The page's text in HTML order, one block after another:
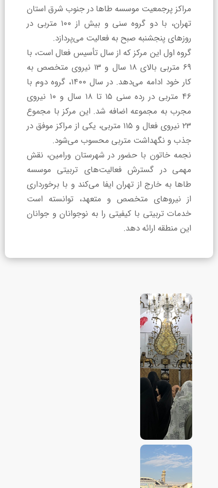
مراکز پرجمعیت موسسه طاها در جنوب شرق استان
تهران، با دو گروه سنی و بیش از ۱۰۰ متربی در
روزهای پنجشنبه صبح به فعالیت می‌پردازد.
گروه اول این مرکز که از سال تأسیس فعال است، با
۶۹ متربی بالای ۱۸ سال و ۱۳ نیروی متخصص به
کار خود ادامه می‌دهد. در سال ۱۴۰۰، گروه دوم با
۴۶ متربی در رده سنی ۱۵ تا ۱۸ سال و ۱۰ نیروی
مجرب به مجموعه اضافه شد. این مرکز با مجموع
۲۳ نیروی فعال و ۱۱۵ متربی، یکی از مراکز موفق در
جذب و نگهداشت متربی محسوب می‌شود.
نجمه خاتون با حضور در شهرستان ورامین، نقش
مهمی در گسترش فعالیت‌های تربیتی موسسه
طاها به خارج از تهران ایفا می‌کند و با برخورداری
از نیروهای متخصص و متعهد، توانسته است
خدمات تربیتی با کیفیتی را به نوجوانان و جوانان
این منطقه ارائه دهد.